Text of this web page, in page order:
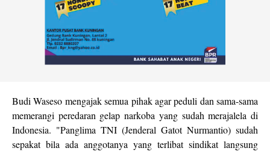
Budi Waseso mengajak semua pihak agar peduli dan sama-sama
memerangi peredaran gelap narkoba yang sudah merajalela di
Indonesia. "Panglima TNI (Jenderal Gatot Nurmantio) sudah
sepakat bila ada anggotanya yang terlibat sindikat langsung